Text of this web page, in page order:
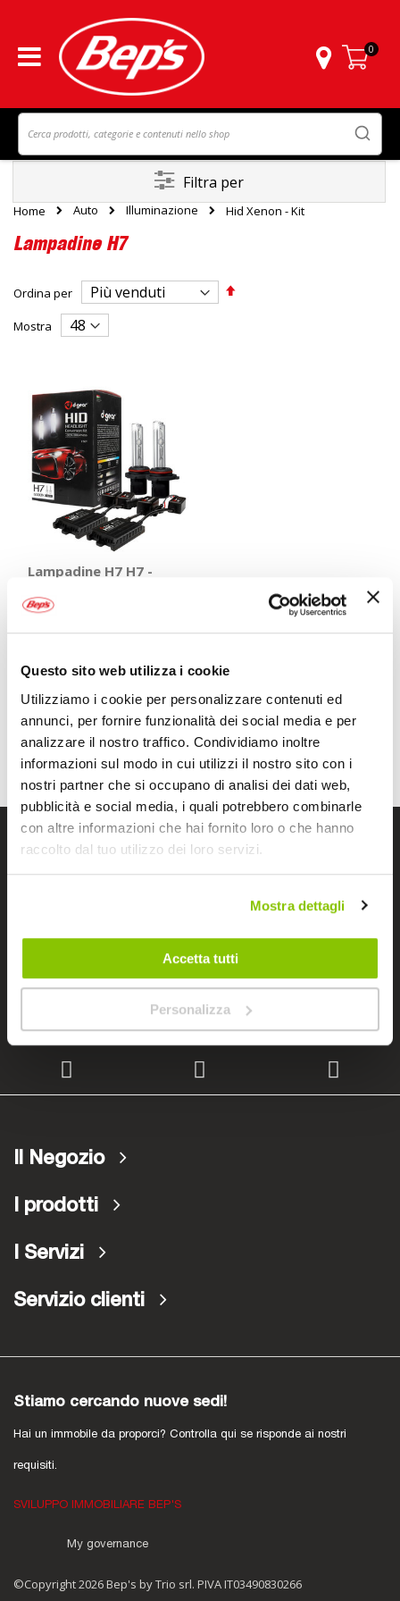
Questo sito web utilizza i cookie
Utilizziamo i cookie per personalizzare contenuti ed
annunci, per fornire funzionalità dei social media e per
analizzare il nostro traffico. Condividiamo inoltre
informazioni sul modo in cui utilizzi il nostro sito con i
nostri partner che si occupano di analisi dei dati web,
pubblicità e social media, i quali potrebbero combinarle
con altre informazioni che hai fornito loro o che hanno
raccolto dal tuo utilizzo dei loro servizi.
Mostra dettagli
Accetta tutti
Personalizza
Carrello
0
Home Auto Illuminazione Hid Xenon - Kit
Lampadine H7
Ordina per
Imposta
Mostra
Lampadine H7 H7 -
Kit - D-GEAR
D-GEAR
CONSEGNA IN Spedizione
Mostra
Filtra per
I negozi Bep's
Il Negozio
I prodotti
I Servizi
Servizio clienti
Stiamo cercando nuove sedi!
Hai un immobile da proporci? Controlla qui se risponde ai nostri
requisiti.
SVILUPPO IMMOBILIARE BEP'S
My governance
©Copyright 2026 Bep's by Trio srl. PIVA IT03490830266